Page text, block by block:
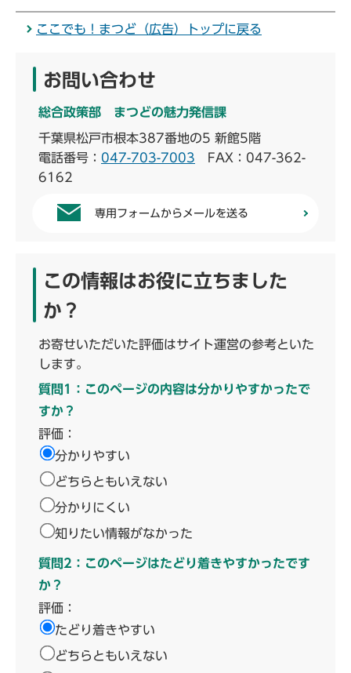
ここでも！まつど（広告）トップに戻る
お問い合わせ
総合政策部 まつどの魅力発信課
千葉県松戸市根本387番地の5 新館5階
電話番号： 047-703-7003 FAX：047-362-
6162
専用フォームからメールを送る
この情報はお役に立ちました
か？
お寄せいただいた評価はサイト運営の参考といた
します。
質問1：このページの内容は分かりやすかったで
すか？
評価：
分かりやすい
どちらともいえない
分かりにくい
知りたい情報がなかった
質問2：このページはたどり着きやすかったです
か？
評価：
たどり着きやすい
どちらともいえない